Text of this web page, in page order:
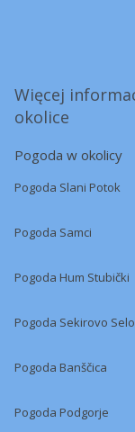
Więcej
okolice
Pogoda w okolicy
Pogoda Slani Potok
Pogoda Samci
Pogoda Hum Stubički
Pogoda Sekirovo Selo
Pogoda Banščica
Pogoda Podgorje